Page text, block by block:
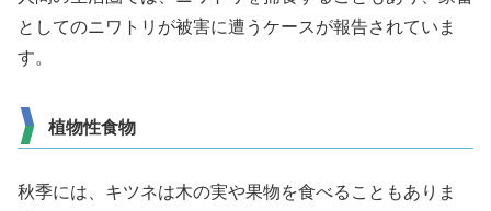
としてのニワトリが被害に遭うケースが報告されていま
す。
植物性食物
秋季には、キツネは木の実や果物を食べることもありま